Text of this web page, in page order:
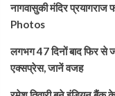
नागवासुकी मंदिर
Photos
लगभग 47 दिनों बाद फिर से
एक्सप्रेस, जानें वजह